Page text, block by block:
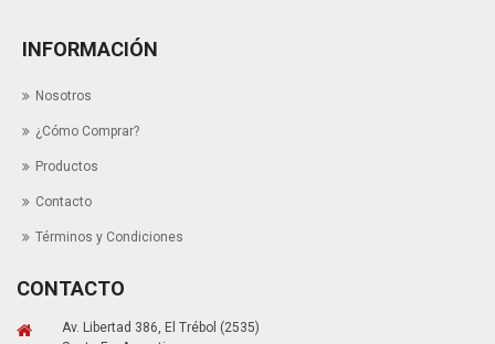
INFORMACIÓN
Nosotros
¿Cómo Comprar?
Productos
Contacto
Términos y Condiciones
CONTACTO
Av. Libertad 386, El Trébol (2535)